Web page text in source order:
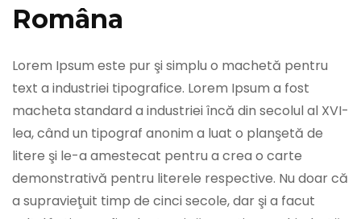
Româna
Lorem Ipsum este pur şi simplu o machetă pentru
text a industriei tipografice. Lorem Ipsum a fost
macheta standard a industriei încă din secolul al XVI-
lea, când un tipograf anonim a luat o planşetă de
litere şi le-a amestecat pentru a crea o carte
demonstrativă pentru literele respective. Nu doar că
a supravieţuit timp de cinci secole, dar şi a facut